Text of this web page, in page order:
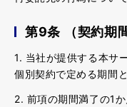
第9条 （契約期間
1. 当社が提供する本サ
個別契約で定める期間と
2. 前項の期間満了の1